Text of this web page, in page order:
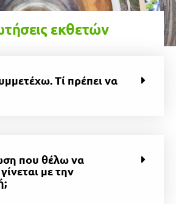
εκθετών
Τί πρέπει να
που θέλω να
με την